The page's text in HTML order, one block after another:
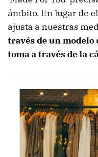
ámbito. En lugar de
ajusta a nuestras
través de un modelo
toma a través de la